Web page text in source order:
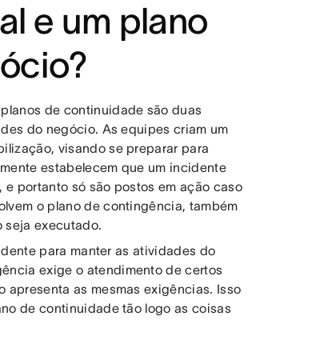
e um plano
de continuidade são duas
do negócio. As equipes criam um
visando se preparar para
estabelecem que um incidente
portanto só são postos em ação caso
o plano de contingência, também
seja executado.
para manter as atividades do
exige o atendimento de certos
as mesmas exigências. Isso
de continuidade tão logo as coisas